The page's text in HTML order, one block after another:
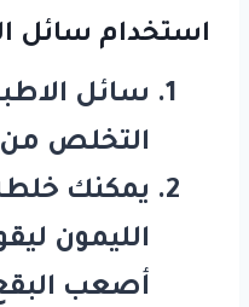
استخدام سائل
سائل
التخلص من
يمكنك
الليمون
أصعب